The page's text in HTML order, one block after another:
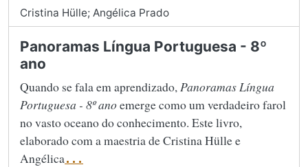
Cristina Hülle; Angélica Prado
Panoramas Língua Portuguesa - 8º
ano
Quando se fala em aprendizado, Panoramas Língua
Portuguesa - 8º anoemerge como um verdadeiro farol
no vasto oceano do conhecimento. Este livro,
elaborado com a maestria de Cristina Hülle e
Angélica...